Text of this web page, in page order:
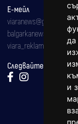
да
и
Е-мейл
viaranews@gmail.com
viara_reklama@mail.bg
Следвайте ни: